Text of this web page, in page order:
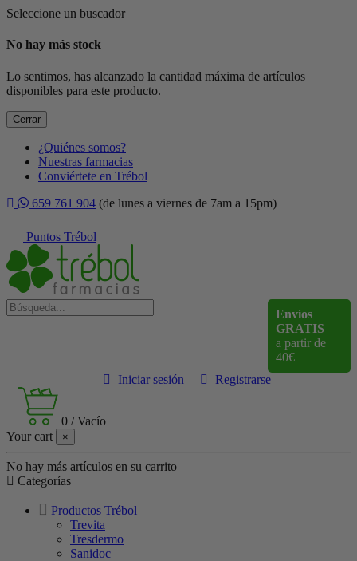
Seleccione un buscador
No hay más stock
Lo sentimos, has alcanzado la cantidad máxima de artículos
disponibles para este producto.
Cerrar
¿Quiénes somos?
Nuestras farmacias
Conviértete en Trébol
659 761 904 (de lunes a viernes de 7am a 15pm)
Puntos Trébol
Envíos
GRATIS
a partir de
40€
Iniciar sesión
Registrarse
0 /Vacío
Your cart
×
No hay más artículos en su carrito
Categorías
Productos Trébol
Trevita
Tresdermo
Sanidoc